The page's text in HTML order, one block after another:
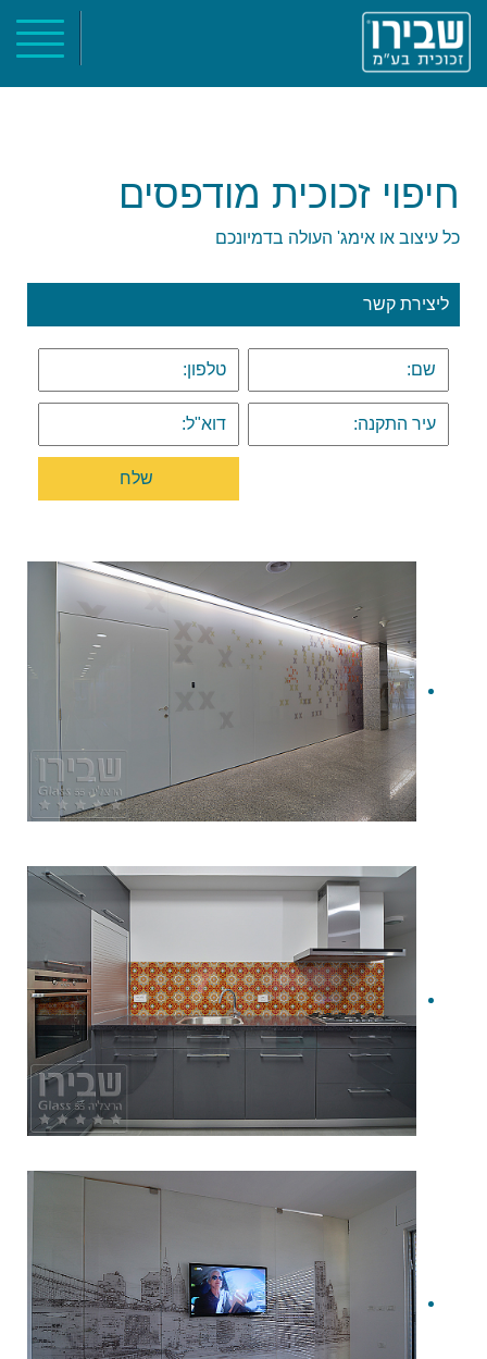
ראשי
פרוייקטים
חיפוי זכוכית מודפסים
כל עיצוב או אימג' העולה בדמיונכם
ליצירת קשר